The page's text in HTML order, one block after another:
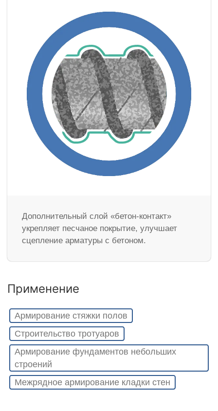
Дополнительный слой «бетон-контакт»
укрепляет песчаное покрытие, улучшает
сцепление арматуры с бетоном.
Применение
Армирование стяжки полов
Строительство тротуаров
Армирование фундаментов небольших
строений
Межрядное армирование кладки стен